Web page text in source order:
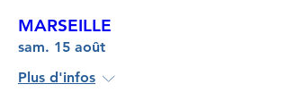
MARSEILLE
sam. 15 août
Plus d'infos